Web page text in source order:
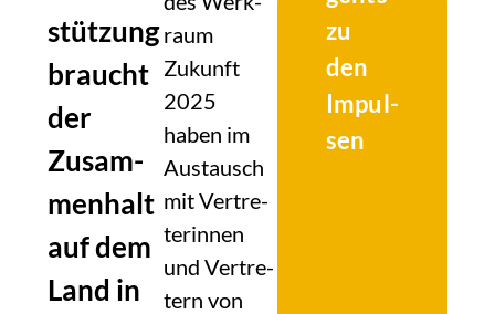
stüt­zung
braucht
der
Zusam­
men­halt
auf dem
Land in
raum
Zukunft
2025
haben im
Aus­tausch
mit Ver­tre­
te­rin­nen
und Ver­tre­
tern von
zu
den
Impul­
sen